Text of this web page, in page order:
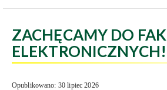
ZACHĘCAMY DO
ELEKTRONICZNYCH!
Opublikowano: 30 lipiec 2026